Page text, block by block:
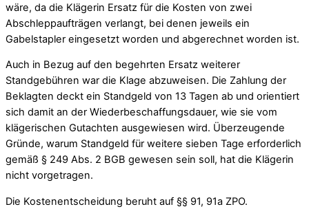
wäre, da die Klägerin Ersatz für die Kosten von zwei
Abschleppaufträgen verlangt, bei denen jeweils ein
Gabelstapler eingesetzt worden und abgerechnet worden ist.
Auch in Bezug auf den begehrten Ersatz weiterer
Standgebühren war die Klage abzuweisen. Die Zahlung der
Beklagten deckt ein Standgeld von 13 Tagen ab und orientiert
sich damit an der Wiederbeschaffungsdauer, wie sie vom
klägerischen Gutachten ausgewiesen wird. Überzeugende
Gründe, warum Standgeld für weitere sieben Tage erforderlich
gemäß § 249 Abs. 2 BGB gewesen sein soll, hat die Klägerin
nicht vorgetragen.
Die Kostenentscheidung beruht auf §§ 91, 91a ZPO.